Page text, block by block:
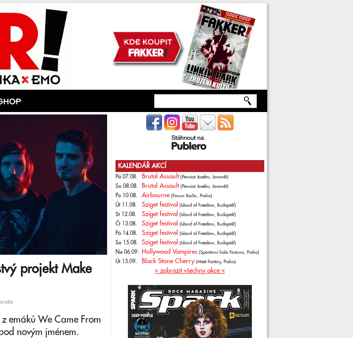
projekt Make
emáků We Came From
novým jménem.
KALENDÁŘ AKCÍ
Pá 07.08. Brutal Assault (Pevnost Josefov, Jaroměř)
So 08.08. Brutal Assault (Pevnost Josefov, Jaroměř)
Po 10.08. Airbourne (Forum Karlín, Praha)
Út 11.08. Sziget festival (Island of Freedom, Budapešť)
St 12.08. Sziget festival (Island of Freedom, Budapešť)
Čt 13.08. Sziget festival (Island of Freedom, Budapešť)
Pá 14.08. Sziget festival (Island of Freedom, Budapešť)
So 15.08. Sziget festival (Island of Freedom, Budapešť)
Ne 06.09. Hollywood Vampires (Sportovní hala Fortuna, Praha)
Út 15.09. Black Stone Cherry (Meet Factory, Praha)
» zobrazit všechny akce «